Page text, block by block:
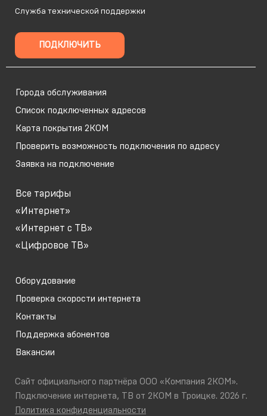
Служба технической поддержки
ПОДКЛЮЧИТЬ
Города обслуживания
Список подключенных адресов
Карта покрытия 2КОМ
Проверить возможность подключения по адресу
Заявка на подключение
Все тарифы
«Интернет»
«Интернет с ТВ»
«Цифровое ТВ»
Оборудование
Проверка скорости интернета
Контакты
Поддержка абонентов
Вакансии
Сайт официального партнёра ООО «Компания 2КОМ».
Подключение интернета, ТВ от 2КОМ в Троицке. 2026 г.
Политика конфиденциальности